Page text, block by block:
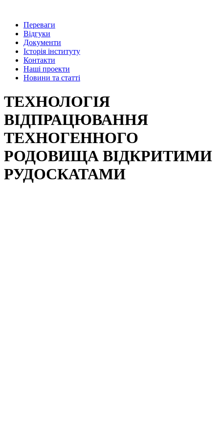
Переваги
Відгуки
Документи
Історія інституту
Контакти
Наші проекти
Новини та статті
ТЕХНОЛОГІЯ
ВІДПРАЦЮВАННЯ
ТЕХНОГЕННОГО
РОДОВИЩА ВІДКРИТИМИ
РУДОСКАТАМИ